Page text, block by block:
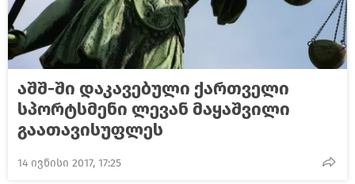
აშშ-ში დაკავებული ქართველი
სპორტსმენი ლევან მაყაშვილი
გაათავისუფლეს
14 ივნისი 2017, 17:25